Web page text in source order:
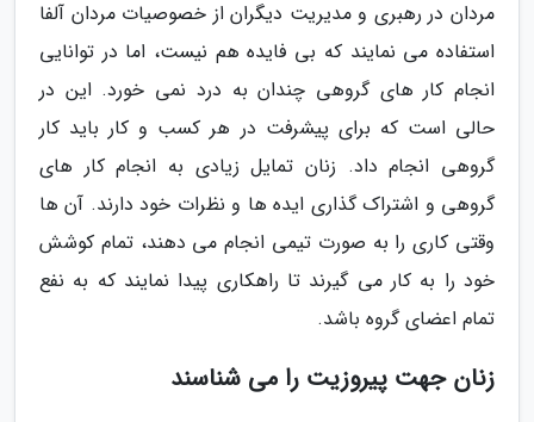
مردان در رهبری و مدیریت دیگران از خصوصیات مردان آلفا
استفاده می نمایند که بی فایده هم نیست، اما در توانایی
انجام کار های گروهی چندان به درد نمی خورد. این در
حالی است که برای پیشرفت در هر کسب و کار باید کار
گروهی انجام داد. زنان تمایل زیادی به انجام کار های
گروهی و اشتراک گذاری ایده ها و نظرات خود دارند. آن ها
وقتی کاری را به صورت تیمی انجام می دهند، تمام کوشش
خود را به کار می گیرند تا راهکاری پیدا نمایند که به نفع
تمام اعضای گروه باشد.
زنان جهت پیروزیت را می شناسند